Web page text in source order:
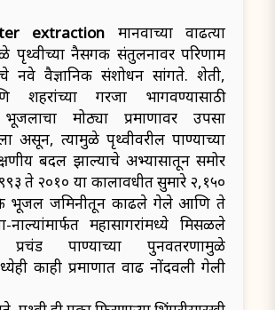
extraction मानवाच्या वाढत्या
पृथ्वीच्या नैसर्गिक संतुलनावर परिणाम
नवे वैज्ञानिक संशोधन सांगते. शेती,
शहरांच्या गरजा भागवण्यासाठी
मोठ्या प्रमाणावर उपसा
असून, त्यामुळे पृथ्वीवरील पाण्याच्या
बदल झाल्याचे अभ्यासातून समोर
ते २०१० या कालावधीत सुमारे २,१५०
भूजल जमिनीतून काढले गेले आणि ते
नाल्यांमार्फत महासागरांमध्ये मिसळले
पाण्याच्या पुनर्वितरणामुळे
काही प्रमाणात वाढ नोंदवली गेली